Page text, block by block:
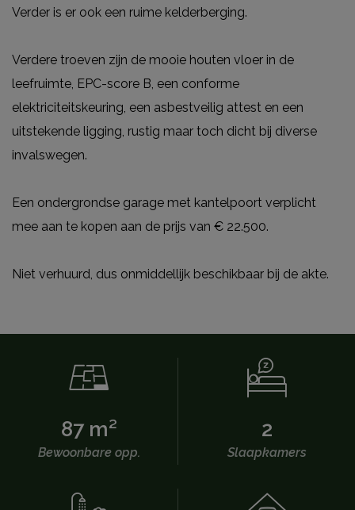
Verder is er ook een ruime kelderberging.
Verdere troeven zijn de mooie houten vloer in de
leefruimte, EPC-score B, een conforme
elektriciteitskeuring, een asbestveilig attest en een
uitstekende ligging, rustig maar toch dicht bij diverse
invalswegen.
Een ondergrondse garage met kantelpoort verplicht
mee aan te kopen aan de prijs van € 22.500.
Niet verhuurd, dus onmiddellijk beschikbaar bij de akte.
87 m²
Bewoonbare opp.
2
Slaapkamers